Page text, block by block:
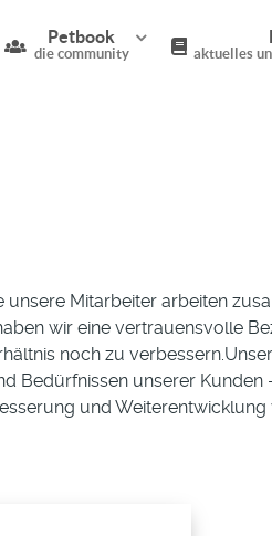
Petbook
die community aktuelles
Mitarbeiter arbeiten
wir eine vertrauensvolle
noch zu
Bedürfnissen unserer Kunden
und